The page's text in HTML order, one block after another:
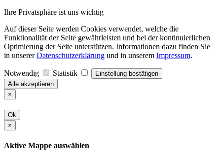
Ihre Privatsphäre ist uns wichtig
Auf dieser Seite werden Cookies verwendet, welche die
Funktionalität der Seite gewährleisten und bei der kontinuierlichen
Optimierung der Seite unterstützen. Informationen dazu finden Sie
in unsererDatenschutzerklärung und in unserem Impressum.
Notwendig Statistik
Einstellung bestätigen
Alle akzeptieren
×
Ok
×
Aktive Mappe auswählen